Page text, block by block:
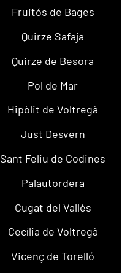
Fruitós de Bages
Quirze Safaja
Quirze de Besora
Pol de Mar
Hipòlit de Voltregà
Just Desvern
Sant Feliu de Codines
Palautordera
Cugat del Vallès
Cecília de Voltregà
Vicenç de Torelló